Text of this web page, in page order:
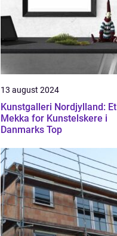
13 august 2024
Kunstgalleri Nordjylland: Et
Mekka for Kunstelskere i
Danmarks Top